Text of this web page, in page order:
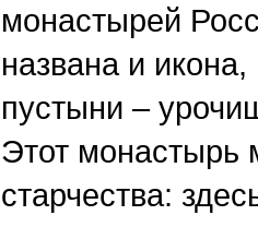
монастырей
названа и
пустыни –
Этот монастырь
старчества: